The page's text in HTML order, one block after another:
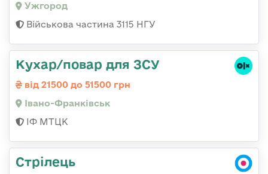
Ужгород
Військова частина 3115 НГУ
Кухар/повар для ЗСУ
від 21500 до 51500 грн
Івано-Франківськ
ІФ МТЦК
Стрілець